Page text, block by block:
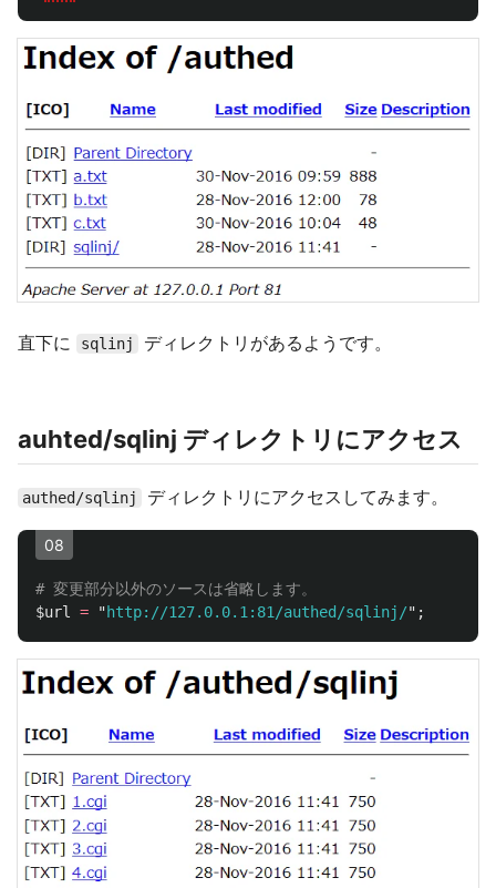
直下に sqlinj ディレクトリがあるようです。
auhted/sqlinj ディレクトリにアクセス
authed/sqlinj ディレクトリにアクセスしてみます。
08
# 変更部分以外のソースは省略します。
$url
= "http://127.0.0.1:81/authed/sqlinj/";